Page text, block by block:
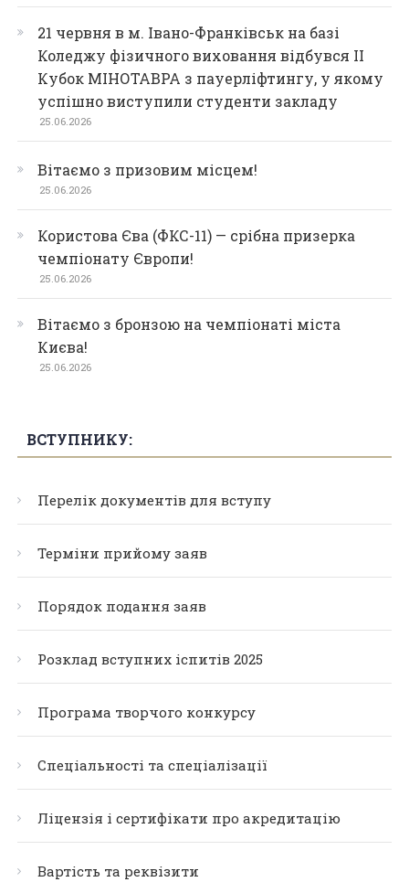
21 червня в м. Івано-Франківськ на базі
Коледжу фізичного виховання відбувся ІІ
Кубок МІНОТАВРА з пауерліфтингу, у якому
успішно виступили студенти закладу
25.06.2026
Вітаємо з призовим місцем!
25.06.2026
Користова Єва (ФКС-11) — срібна призерка
чемпіонату Європи!
25.06.2026
Вітаємо з бронзою на чемпіонаті міста
Києва!
25.06.2026
ВСТУПНИКУ:
Перелік документів для вступу
Терміни прийому заяв
Порядок подання заяв
Розклад вступних іспитів 2025
Програма творчого конкурсу
Спеціальності та спеціалізації
Ліцензія і сертифікати про акредитацію
Вартість та реквізити